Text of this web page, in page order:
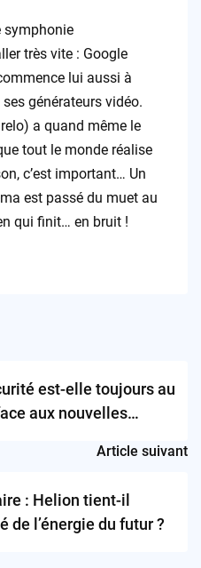
symphonie
très vite : Google
lui aussi à
générateurs vidéo.
a quand même le
tout le monde réalise
c’est important… Un
est passé du muet au
qui finit… en bruit !
est-elle toujours au
aux nouvelles
Article suivant
: Helion tient-il
de l’énergie du futur ?